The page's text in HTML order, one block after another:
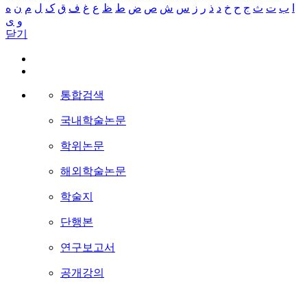
ب ت ث ج ح خ د ذ ر ز س ش ص ض ط ظ ع غ ف ق ک ل م ن ه
و ی
닫기
통합검색
국내학술논문
학위논문
해외학술논문
학술지
단행본
연구보고서
공개강의